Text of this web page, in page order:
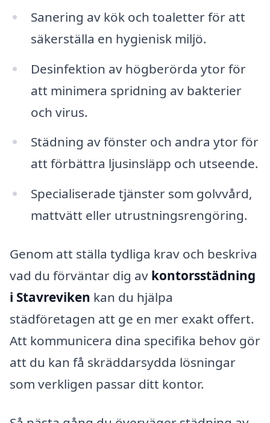
Sanering av kök och toaletter för att
säkerställa en hygienisk miljö.
Desinfektion av högberörda ytor för
att minimera spridning av bakterier
och virus.
Städning av fönster och andra ytor för
att förbättra ljusinsläpp och utseende.
Specialiserade tjänster som golvvård,
mattvätt eller utrustningsrengöring.
Genom att ställa tydliga krav och beskriva
vad du förväntar dig av kontorsstädning
i Stavreviken kan du hjälpa
städföretagen att ge en mer exakt offert.
Att kommunicera dina specifika behov gör
att du kan få skräddarsydda lösningar
som verkligen passar ditt kontor.